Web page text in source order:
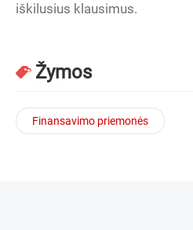
iškilusius klausimus.
Žymos
Finansavimo priemonės